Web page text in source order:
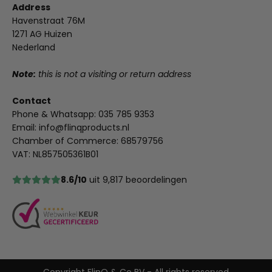
Address
Havenstraat 76M
1271 AG Huizen
Nederland
Note: this is not a visiting or return address
Contact
Phone & Whatsapp: 035 785 9353
Email: info@flinqproducts.nl
Chamber of Commerce: 68579756
VAT: NL857505361B01
8.6/10 uit 9,817 beoordelingen